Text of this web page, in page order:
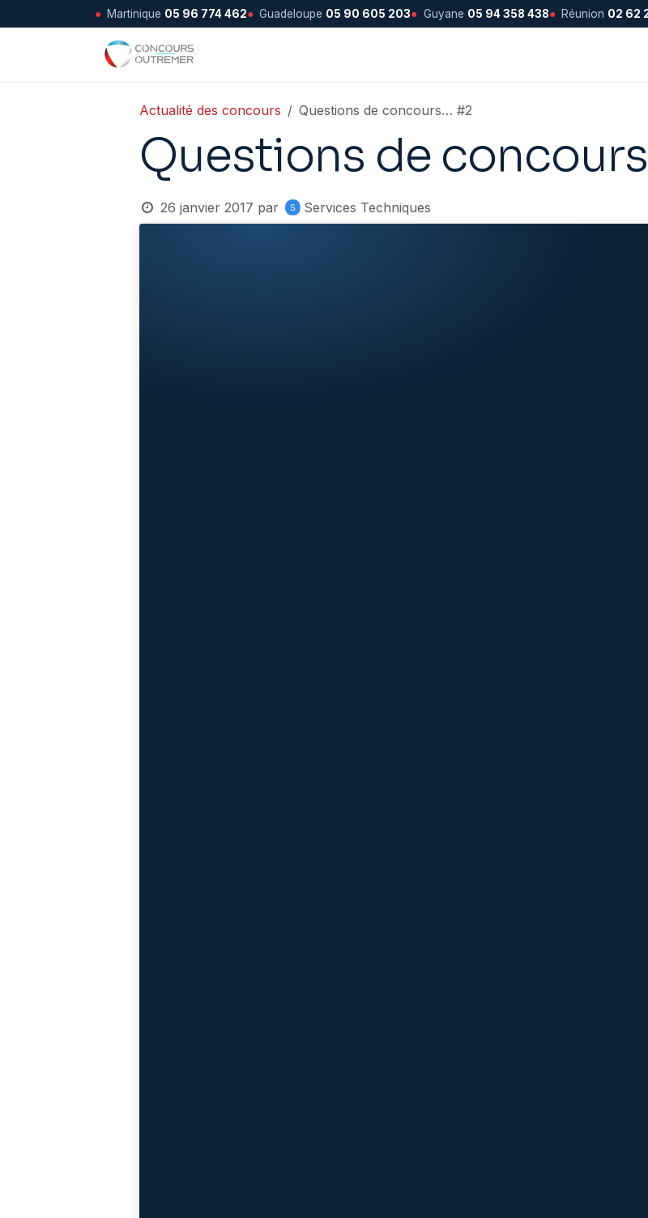
● Martinique 05 96 774 462● Guadeloupe 05 90 605 203● Guyane 05 94 358 438● Réunion 02 62
Se rendre au contenu
Actualité des concours Questions de concours… #2
Questions de
26 janvier 2017 par Services Techniques